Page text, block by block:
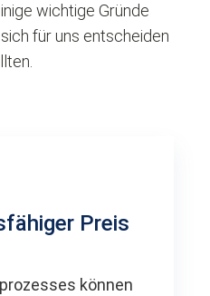
wichtige Gründe
für uns entscheiden
Preis
können